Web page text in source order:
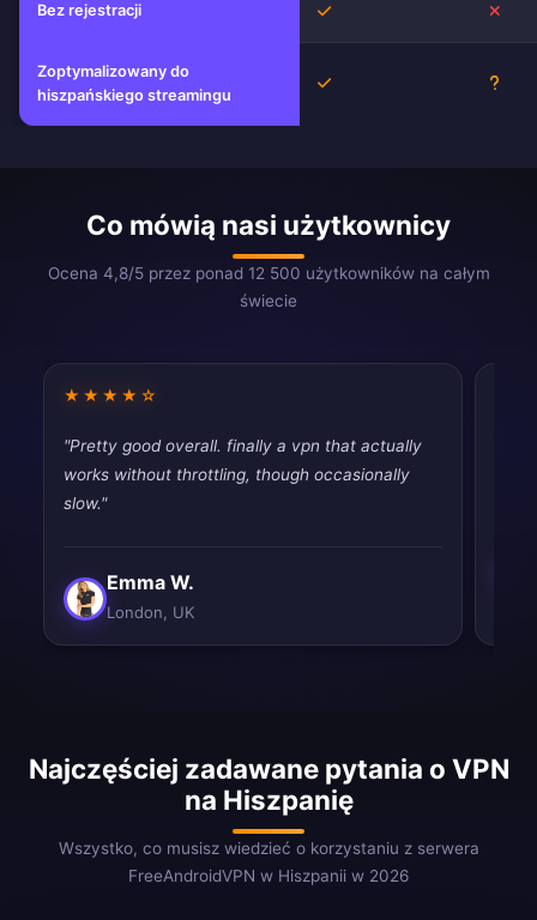
Bez rejestracji Tak
Zoptymalizowany do
hiszpańskiego streamingu
Tak
Co mówią nasi użytkownicy
Ocena 4,8/5 przez ponad 12 500 użytkowników na całym
świecie
★★★★☆
"Pretty good overall. finally a vpn that actually
works without throttling, though occasionally
slow."
Emma W.
London, UK
Najczęściej zadawane pytania o VPN
na Hiszpanię
Wszystko, co musisz wiedzieć o korzystaniu z serwera
FreeAndroidVPN w Hiszpanii w 2026